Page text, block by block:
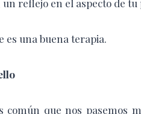
reflejo en el aspecto de tu
es una buena terapia.
común que nos pasemos